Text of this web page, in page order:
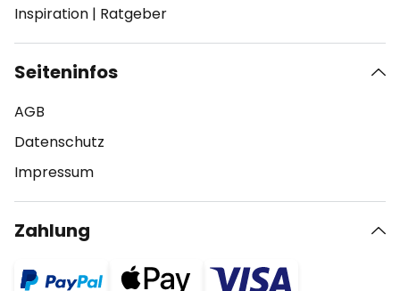
Inspiration | Ratgeber
Seiteninfos
AGB
Datenschutz
Impressum
Zahlung